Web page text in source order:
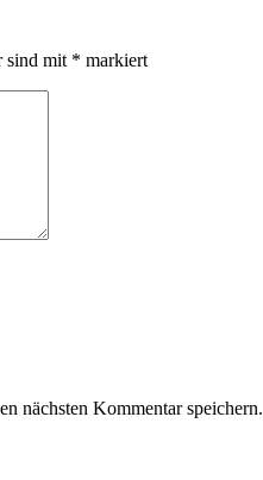
sind mit * markiert
nächsten Kommentar speichern.